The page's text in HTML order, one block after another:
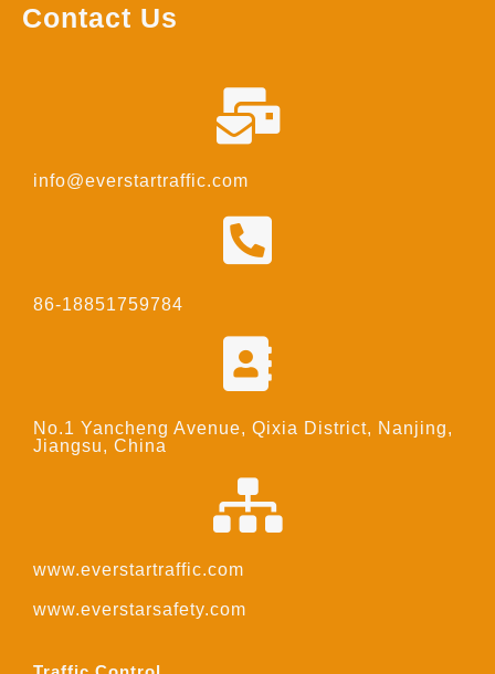
Contact Us
info@everstartraffic.com
86-18851759784
No.1 Yancheng Avenue, Qixia District, Nanjing,
Jiangsu, China
www.everstartraffic.com
www.everstarsafety.com